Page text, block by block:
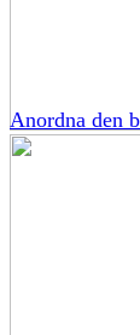
Anordna den